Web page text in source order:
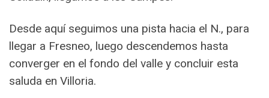
Desde aquí seguimos una pista hacia el N., para
llegar a Fresneo, luego descendemos hasta
converger en el fondo del valle y concluir esta
saluda en Villoria.